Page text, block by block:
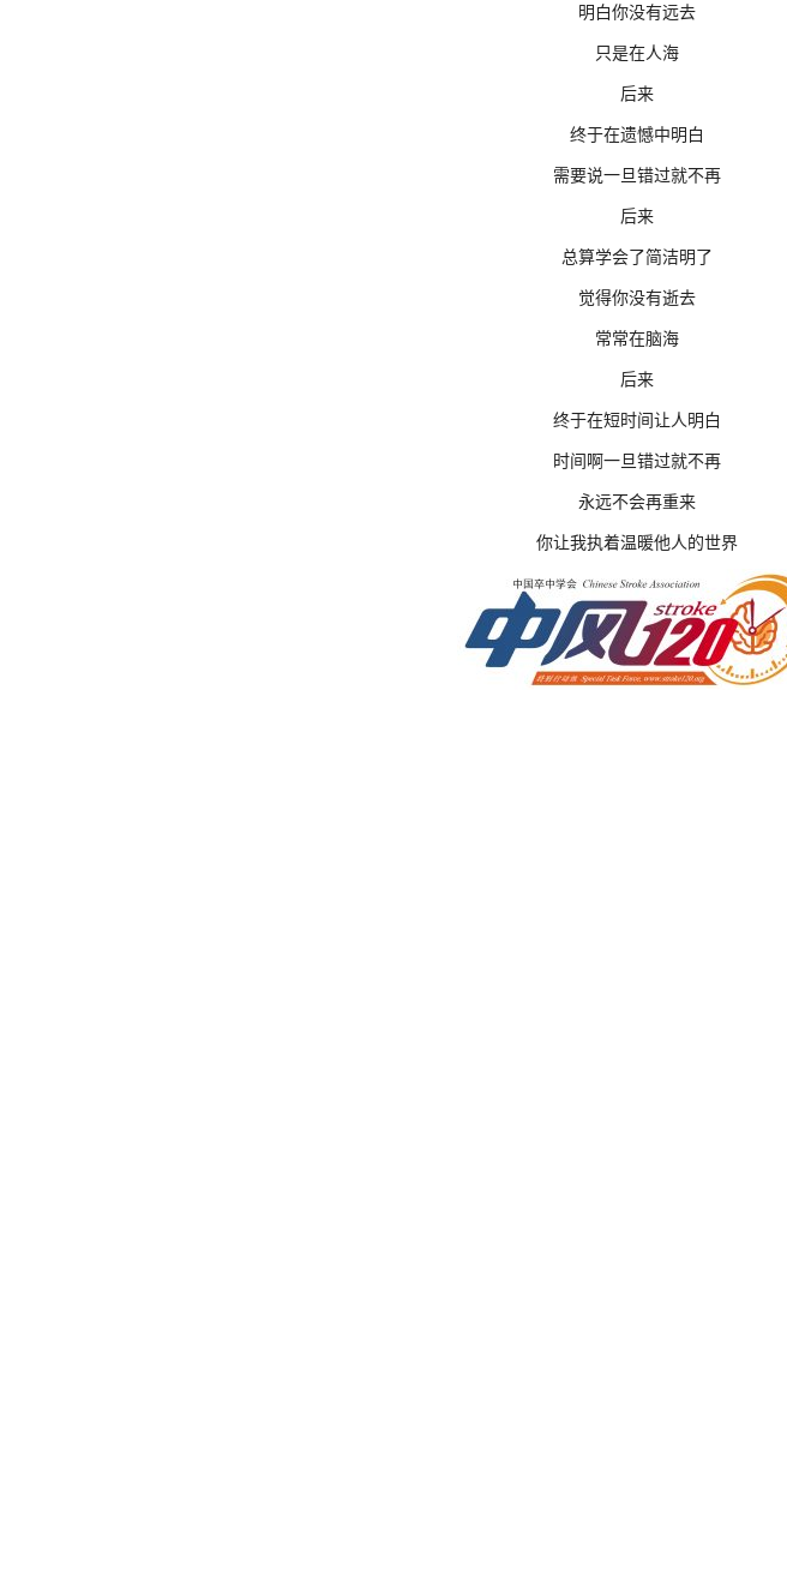
明白你没有远去
只是在人海
后来
终于在遗憾中明白
需要说一旦错过就不再
后来
总算学会了简洁明了
觉得你没有逝去
常常在脑海
后来
终于在短时间让人明白
时间啊一旦错过就不再
永远不会再重来
你让我执着温暖他人的世界